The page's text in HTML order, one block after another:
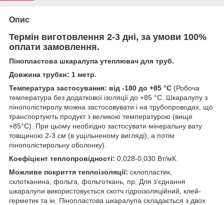
Опис
Термін виготовлення 2-3 дні, за умови 100%
оплати замовлення.
Пінопластова шкаралупа утеплювач для труб.
Довжина трубки: 1 метр.
Температура застосування: від -180 до +85 °С (Робоча
температура без додаткової ізоляції до +85 °С. Шкаралупу з
пінополістиролу можна застосовувати і на трубопроводах, що
транспортують продукт з великою температурою (вище
+85°С). При цьому необхідно застосувати мінеральну вату
товщиною 2-3 см (в ущільненому вигляді), а потім
пінополістирольну оболонку).
Коефіцієнт теплопровідності: 0,028-0,030 Вт/мК.
Можливе покриття теплоізоляції: склопластик,
склотканина, фольга, фольготкань, пр. Для з'єднання
шкаралупи використовується скотч гідроізоляційний, клей-
герметик та ін. Пінопластова шкаралупа складається з двох